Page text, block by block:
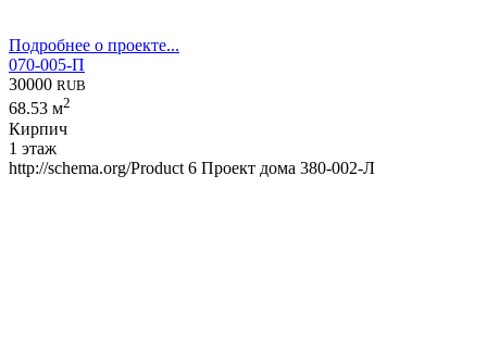
Подробнее о проекте...
070-005-П
30000 RUB
68.53 м2
Кирпич
1 этаж
http://schema.org/Product 6 Проект дома 380-002-Л